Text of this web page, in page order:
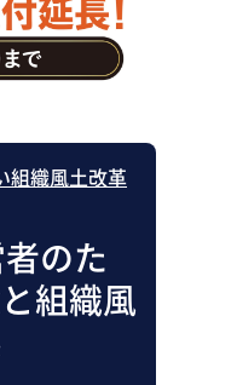
組織風土改革
のた
組織風